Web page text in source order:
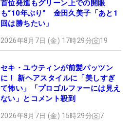
首位発進もグリーン上での開眼
も“10年ぶり” 金田久美子「あと1
回は勝ちたい」
2026年8月7日 (金) 17時29分 19
セキ・ユウティンが前髪パッツン
に！ 新ヘアスタイルに「美しすぎ
て怖い」「プロゴルファーには見え
ない」とコメント殺到
2026年8月7日 (金) 15時29分 7